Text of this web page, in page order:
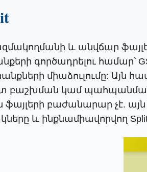
և անվճար
գործադրելու համար՝
միաձուլումը: Այն
բաշխման կամ
ֆայլերի բաժանարար չէ.
և ինքնամիավորվող